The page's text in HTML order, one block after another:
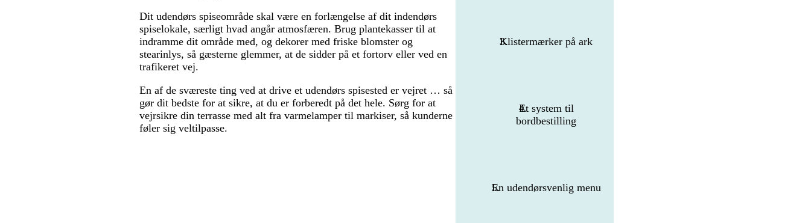
Dit udendørs spiseområde skal være en forlængelse af dit indendørs
spiselokale, særligt hvad angår atmosfæren. Brug plantekasser til at
indramme dit område med, og dekorer med friske blomster og
stearinlys, så gæsterne glemmer, at de sidder på et fortorv eller ved en
trafikeret vej.
En af de sværeste ting ved at drive et udendørs spisested er vejret … så
gør dit bedste for at sikre, at du er forberedt på det hele. Sørg for at
vejrsikre din terrasse med alt fra varmelamper til markiser, så kunderne
føler sig veltilpasse.
Klistermærker på ark
Et system til
bordbestilling
En udendørsvenlig menu